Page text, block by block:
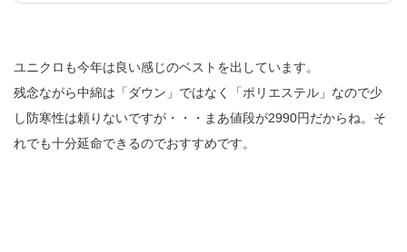
ユニクロも今年は良い感じのベストを出しています。
残念ながら中綿は「ダウン」ではなく「ポリエステル」なので少
し防寒性は頼りないですが・・・まあ値段が2990円だからね。そ
れでも十分延命できるのでおすすめです。